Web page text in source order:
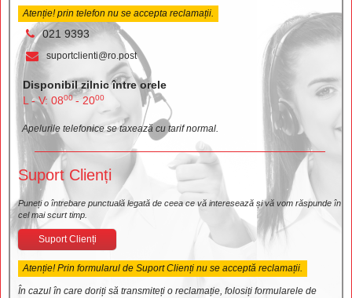
Atenție! prin telefon nu se accepta reclamații.
021 9393
suportclienti@ro.post
Disponibil zilnic între orele
L - V: 0800- 2000
Apelurile telefonice se taxează cu tarif normal.
Suport Clienți
Puneți o întrebare punctuală legată de ceea ce vă interesează și vă vom răspunde în
cel mai scurt timp.
Suport Clienți
Atenție! Prin formularul de Suport Clienți nu se acceptă reclamații.
În cazul în care doriți să transmiteți o reclamație, folosiți formularele de